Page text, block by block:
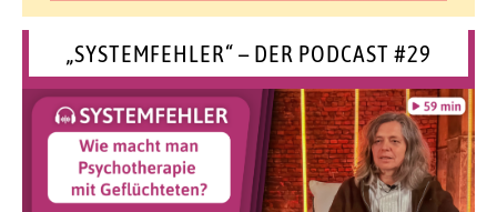
„SYSTEMFEHLER“ – DER PODCAST #29